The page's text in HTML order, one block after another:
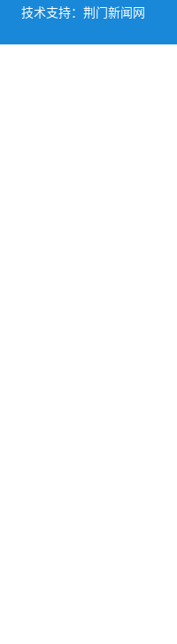
技术支持：荆门新闻网